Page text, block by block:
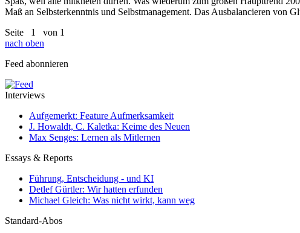
Maß an Selbsterkenntnis und Selbstmanagement. Das Ausbalancieren von
Seite 1
von 1
nach oben
Feed abonnieren
Interviews
Aufgemerkt: Feature Aufmerksamkeit
J. Howaldt, C. Kaletka: Keime des Neuen
Max Senges: Lernen als Mitlernen
Essays & Reports
Führung, Entscheidung - und KI
Detlef Gürtler: Wir hatten erfunden
Michael Gleich: Was nicht wirkt, kann weg
Standard-Abos